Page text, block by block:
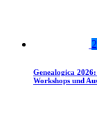
2
Genealogica
Workshops und